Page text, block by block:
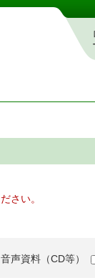
さい。
音声資料（CD等）